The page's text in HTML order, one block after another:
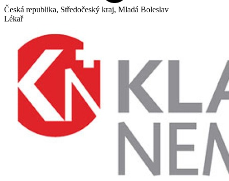
Česká republika, Středočeský kraj, Mladá Boleslav
Lékař